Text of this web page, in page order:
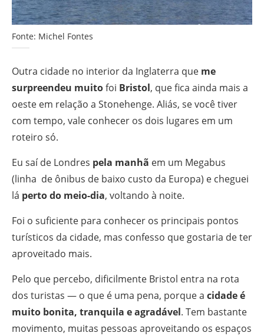
Fonte: Michel Fontes
Outra cidade no interior da Inglaterra que me
surpreendeu muitofoi Bristol, que fica ainda mais a
oeste em relação a Stonehenge. Aliás, se você tiver
com tempo, vale conhecer os dois lugares em um
roteiro só.
Eu saí de Londres pela manhã em um Megabus
(linha de ônibus de baixo custo da Europa) e cheguei
lá perto do meio-dia, voltando à noite.
Foi o suficiente para conhecer os principais pontos
turísticos da cidade, mas confesso que gostaria de ter
aproveitado mais.
Pelo que percebo, dificilmente Bristol entra na rota
dos turistas — o que é uma pena, porque a cidade é
muito bonita, tranquila e agradável. Tem bastante
movimento, muitas pessoas aproveitando os espaços